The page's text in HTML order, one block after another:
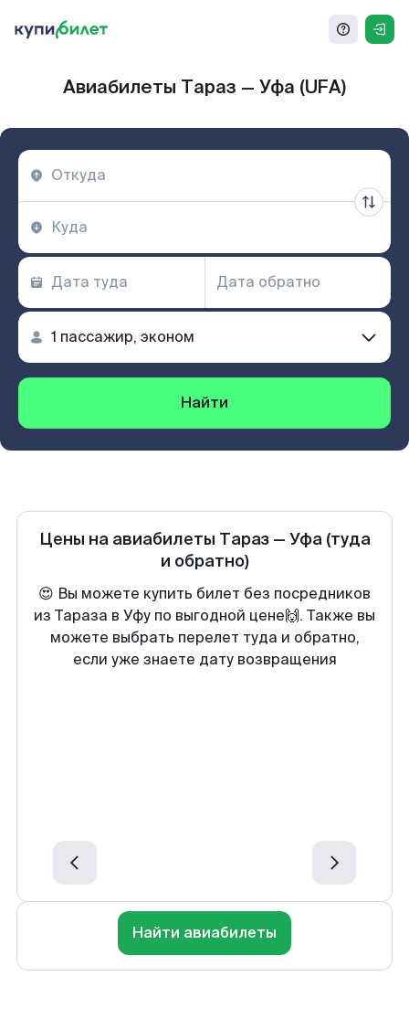
Авиабилеты Тараз — Уфа (UFA)
Найти
Цены на авиабилеты Тараз— Уфа (туда
и обратно)
😍 Вы можете купить билет без посредников
из Тараза в Уфу по выгодной цене🙌. Также вы
можете выбрать перелет туда и обратно,
если уже знаете дату возвращения
Найти авиабилеты